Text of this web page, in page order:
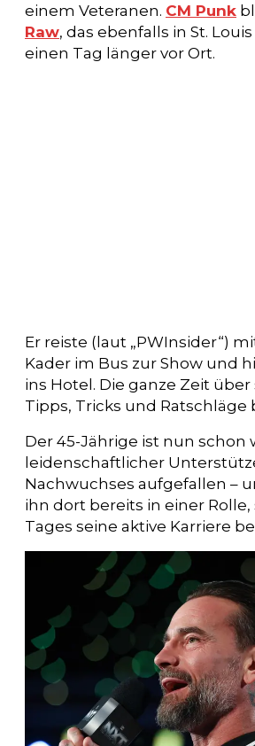
einem Veteranen. CM Punk
Raw, das ebenfalls in St.
einen Tag länger vor Ort.
Er reiste (laut „PWInsider“)
Kader im Bus zur Show und
ins Hotel. Die ganze Zeit
Tipps, Tricks und Ratschläge
Der 45-Jährige ist nun schon
leidenschaftlicher
Nachwuchses aufgefallen –
ihn dort bereits in einer Rolle,
Tages seine aktive Karriere